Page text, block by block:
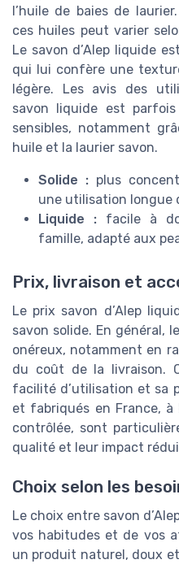
l’huile de baies de
ces huiles peut varier
Le savon d’Alep liquide
qui lui confère une
légère. Les avis des
savon liquide est
sensibles, notamment
huile et la laurier savon.
Solide :plus
une utilisation longue
Liquide :facile à
famille, adapté aux
Prix, livraison et
Le prix savon d’Alep
savon solide. En général,
onéreux, notamment en
du coût de la livraison.
facilité d’utilisation et sa
et fabriqués en France, à
contrôlée, sont
qualité et leur impact
Choix selon les
Le choix entre savon
vos habitudes et de vos
un produit naturel, doux